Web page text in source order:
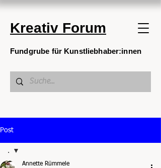
Kreativ Forum
Fundgrube für Kunstliebhaber:innen
Post
.
Annette Rümmele